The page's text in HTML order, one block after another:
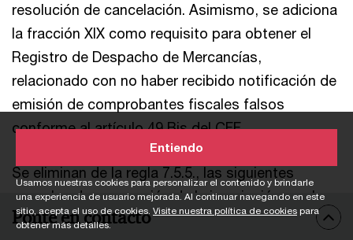
Usamos nuestras cookies para personalizar el contenido y brindarle
una experiencia de usuario mejorada. Al continuar navegando en este
sitio, acepta el uso de cookies. Visite nuestra política de cookies para
obtener más detalles.
Entiendo
resolución de cancelación. Asimismo, se adiciona
la fracción XIX como requisito para obtener el
Registro de Despacho de Mercancías,
relacionado con no haber recibido notificación de
emisión de comprobantes fiscales falsos
conforme al artículo 49 Bis del CFF.
Se eliminan de la regla 7.5.5., las siguientes
causales de suspensión de la inscripción en el
Registro del Despacho de Mercancías de las
Ponte en contacto